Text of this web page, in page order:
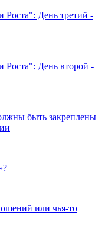
Роста": День третий -
Роста": День второй -
быть закреплены
или чья-то